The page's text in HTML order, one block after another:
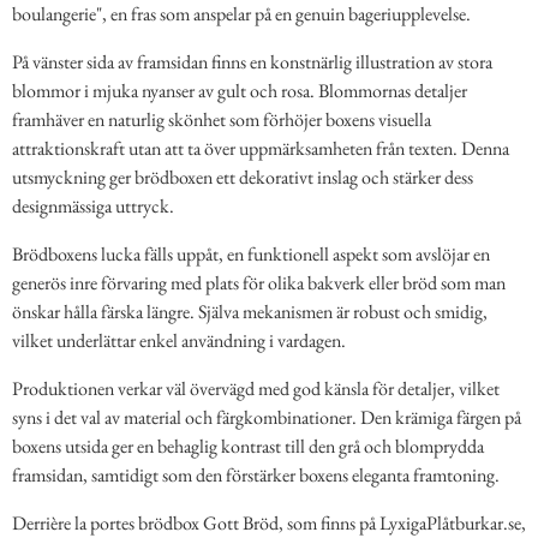
boulangerie", en fras som anspelar på en genuin bageriupplevelse.
På vänster sida av framsidan finns en konstnärlig illustration av stora
blommor i mjuka nyanser av gult och rosa. Blommornas detaljer
framhäver en naturlig skönhet som förhöjer boxens visuella
attraktionskraft utan att ta över uppmärksamheten från texten. Denna
utsmyckning ger brödboxen ett dekorativt inslag och stärker dess
designmässiga uttryck.
Brödboxens lucka fälls uppåt, en funktionell aspekt som avslöjar en
generös inre förvaring med plats för olika bakverk eller bröd som man
önskar hålla färska längre. Själva mekanismen är robust och smidig,
vilket underlättar enkel användning i vardagen.
Produktionen verkar väl övervägd med god känsla för detaljer, vilket
syns i det val av material och färgkombinationer. Den krämiga färgen på
boxens utsida ger en behaglig kontrast till den grå och blomprydda
framsidan, samtidigt som den förstärker boxens eleganta framtoning.
Derrière la portes brödbox Gott Bröd, som finns på LyxigaPlåtburkar.se,